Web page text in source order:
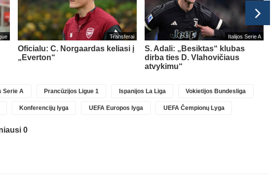
Transferai
Oficialu: C. Norgaardas keliasi į
„Everton“
Italijos Serie A
S. Adali: „Besiktas“ klubas
dirba ties D. Vlahovičiaus
atvykimu“
Serie A Prancūzijos Ligue 1 Ispanijos La Liga Vokietijos Bundesliga
Konferencijų lyga UEFA Europos lyga UEFA Čempionų Lyga
0